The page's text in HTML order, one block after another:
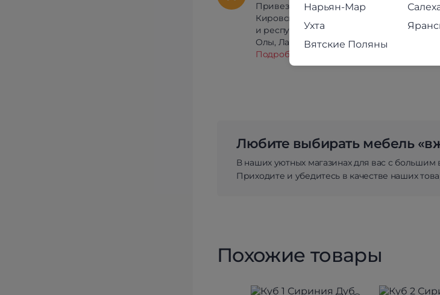
Привезём в любой район
Кировской области
и республики Коми, Йошкар-
Олы, Лабытнанги и Салехарда.
Подробнее
Любите выбирать мебель
В наших уютных магазинах для вас с
Приходите и убедитесь в качестве наших
Похожие товары
Нарьян-Мар
Ухта
Вятские Поляны